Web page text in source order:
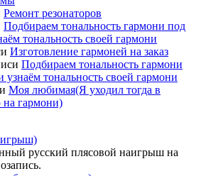
Ремонт резонаторов
Подбираем тональность гармони под
тональность своей гармони
Изготовление гармоней на заказ
Подбираем тональность гармони
узнаём тональность своей гармони
Моя любимая(Я уходил тогда в
гармони)
русский плясовой наигрыш на